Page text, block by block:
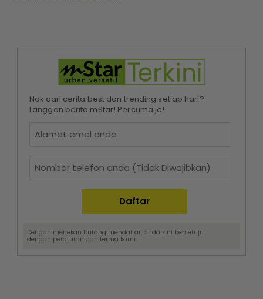
Nak cari cerita best dan trending setiap hari?
Langgan berita mStar! Percuma je!
Dengan menekan butang mendaftar, anda kini bersetuju
dengan peraturan dan terma kami.